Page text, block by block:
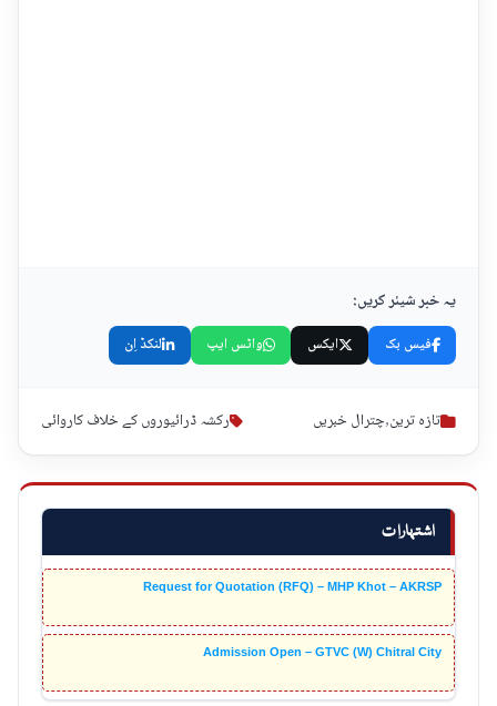
اشتہارات
Request for Quotation (RFQ) – MHP Khot – AKRSP
Admission Open – GTVC (W) Chitral City
یہ خبر شیئر کریں:
فیس بک ایکس واٹس ایپ لنکڈ اِن
تازہ ترین,چترال خبریں رکشہ ڈرائیوروں کے خلاف کاروائی